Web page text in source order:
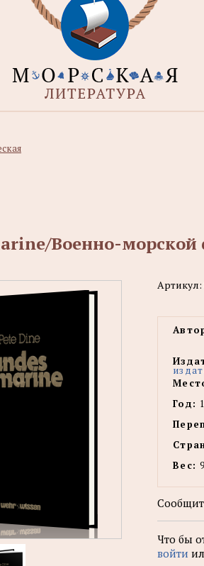
Военно-морской
Артикул:
Год:
Вес:
Что бы
войти